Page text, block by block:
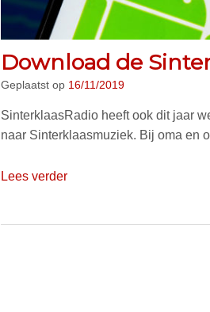
Download de
Geplaatst op 16/11/2019
SinterklaasRadio heeft ook dit jaar
naar Sinterklaasmuziek. Bij oma en
Lees verder